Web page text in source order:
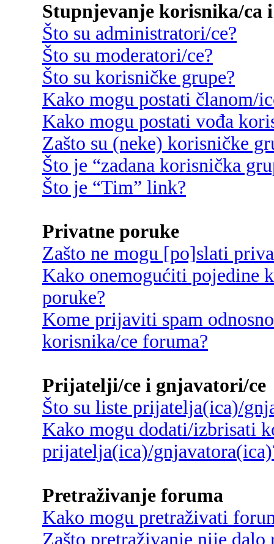
Stupnjevanje korisnika/ca
Što su administratori/ce?
Što su moderatori/ce?
Što su korisničke grupe?
Kako mogu postati članom/
Kako mogu postati vođa
Zašto su (neke) korisničke
Što je “zadana korisnička
Što je “Tim” link?
Privatne poruke
Zašto ne mogu [po]slati
Kako onemogućiti pojedine
poruke?
Kome prijaviti spam
korisnika/ce foruma?
Prijatelji/ce i gnjavatori/ce
Što su liste prijatelja(ica)/
Kako mogu dodati/izbrisati
prijatelja(ica)/
Pretraživanje foruma
Kako mogu pretraživati
Zašto pretraživanje nije dalo